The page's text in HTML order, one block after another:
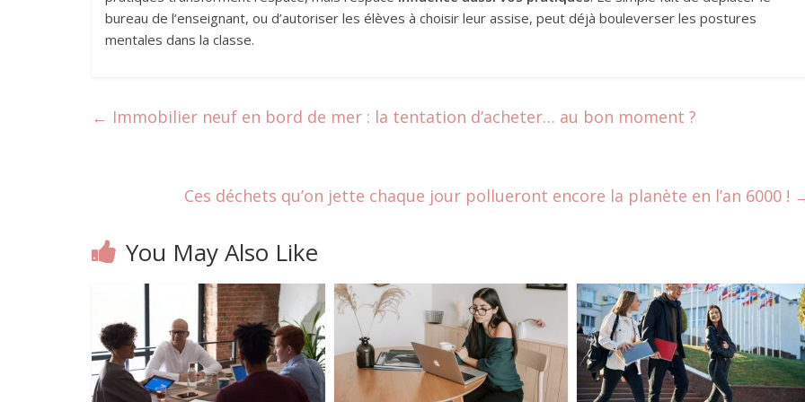
bureau de l’enseignant, ou d’autoriser les élèves à choisir leur assise, peut déjà bouleverser les postures
mentales dans la classe.
← Immobilier neuf en bord de mer : la tentation d’acheter… au bon moment ?
Ces déchets qu’on jette chaque jour pollueront encore la planète en l’an 6000 !
You May Also Like